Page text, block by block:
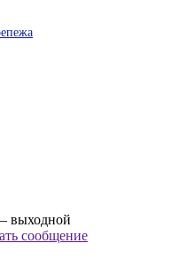
выходной
сообщение